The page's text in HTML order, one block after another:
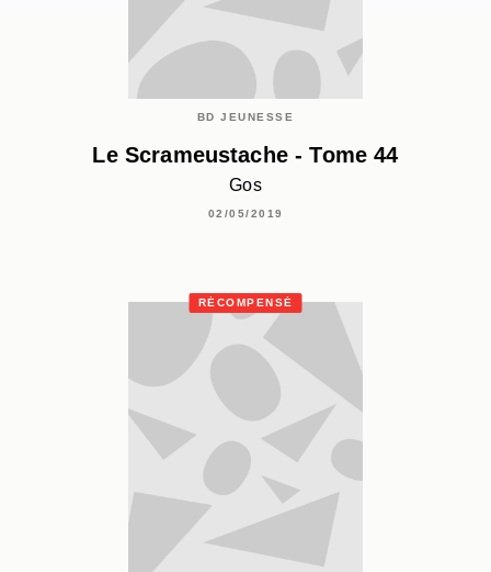
BD JEUNESSE
Le Scrameustache - Tome 44
Gos
02/05/2019
RÉCOMPENSÉ